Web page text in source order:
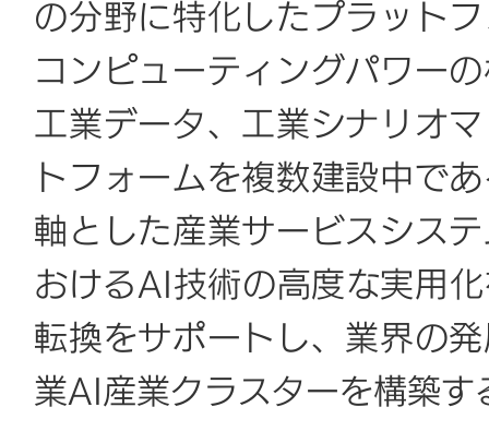
の分野に特化したプラット
コンピューティングパワー
工業データ、工業シナリオ
トフォームを複数建設中で
軸とした産業サービスシス
おけるAI技術の高度な実用
転換をサポートし、業界の
業AI産業クラスターを構築